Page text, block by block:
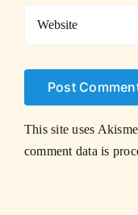
This site uses
comment data is